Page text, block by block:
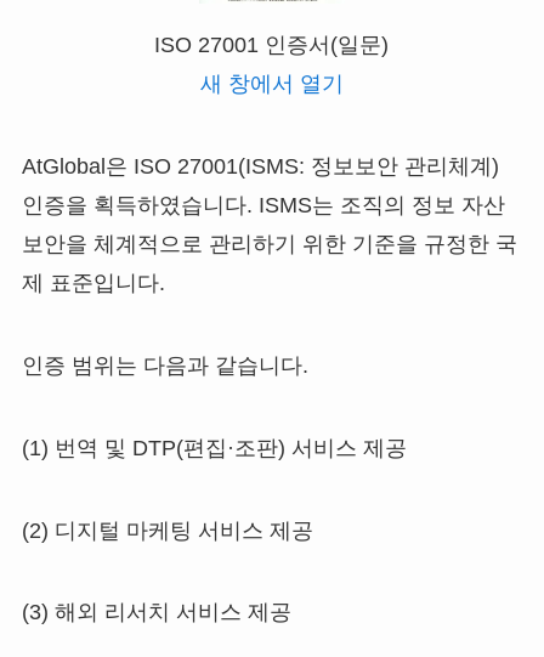
ISO 27001 인증서(일문)
새 창에서 열기
AtGlobal은 ISO 27001(ISMS: 정보보안 관리체계)
인증을 획득하였습니다. ISMS는 조직의 정보 자산
보안을 체계적으로 관리하기 위한 기준을 규정한 국
제 표준입니다.
인증 범위는 다음과 같습니다.
(1) 번역 및 DTP(편집·조판) 서비스 제공
(2) 디지털 마케팅 서비스 제공
(3) 해외 리서치 서비스 제공